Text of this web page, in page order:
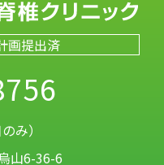
画提出済
み）
山6-36-6